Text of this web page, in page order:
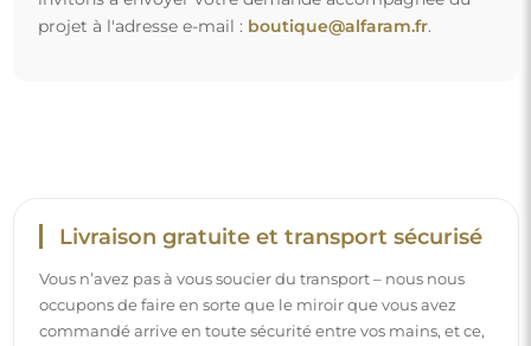
Découvrez notre processus d’emballage.